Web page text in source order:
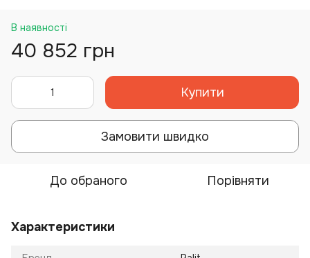
В наявності
40 852 грн
Купити
Замовити швидко
До обраного Порівняти
Характеристики